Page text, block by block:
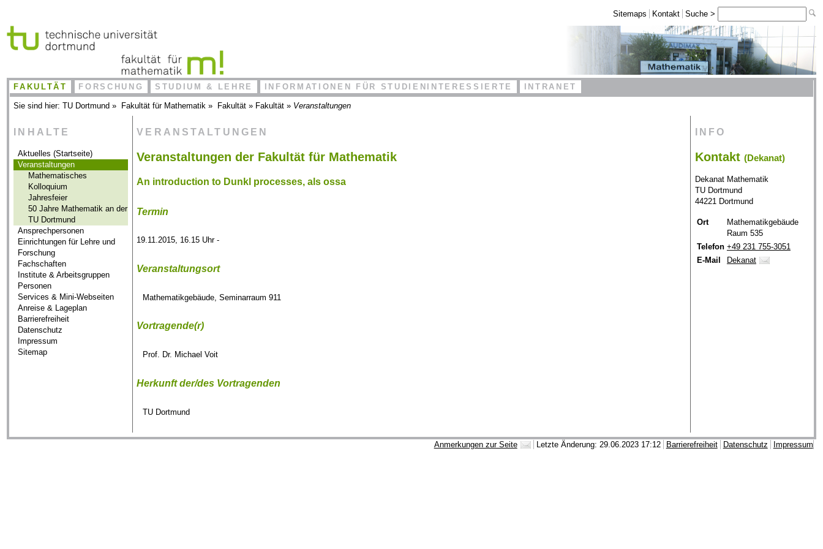
Sitemaps Kontakt Suche >
FAKULTÄT FORSCHUNG STUDIUM & LEHRE INFORMATIONEN FÜR STUDIENINTERESSIERTE INTRANET
Sie sind hier:TU Dortmund » Fakultät für Mathematik » Fakultät » Fakultät » Veranstaltungen
INHALTE
Aktuelles (Startseite)
Veranstaltungen
Mathematisches
Kolloquium
Jahresfeier
50 Jahre Mathematik an der
TU Dortmund
Ansprechpersonen
Einrichtungen für Lehre und
Forschung
Fachschaften
Institute & Arbeitsgruppen
Personen
Services & Mini-Webseiten
Anreise & Lageplan
Barrierefreiheit
Datenschutz
Impressum
Sitemap
VERANSTALTUNGEN
Veranstaltungen der Fakultät für Mathematik
An introduction to Dunkl processes, als ossa
Termin
19.11.2015, 16.15 Uhr -
Veranstaltungsort
Mathematikgebäude, Seminarraum 911
Vortragende(r)
Prof. Dr. Michael Voit
Herkunft der/des Vortragenden
TU Dortmund
INFO
Kontakt (Dekanat)
Dekanat Mathematik
TU Dortmund
44221 Dortmund
Ort
Mathematikgebäude
Raum 535
Telefon +49 231 755-3051
E-Mail
Dekanat
Anmerkungen zur Seite Letzte Änderung: 29.06.2023 17:12 Barrierefreiheit Datenschutz Impressum